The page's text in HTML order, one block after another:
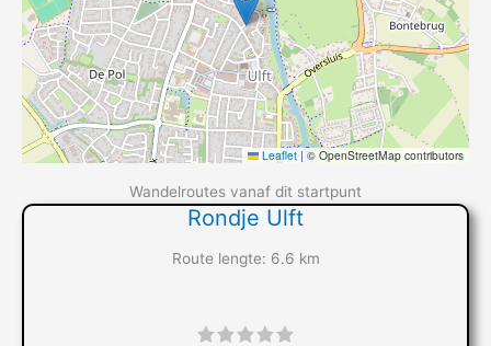
Leaflet |© OpenStreetMap contributors
Wandelroutes vanaf dit startpunt
Rondje Ulft
Route lengte: 6.6 km